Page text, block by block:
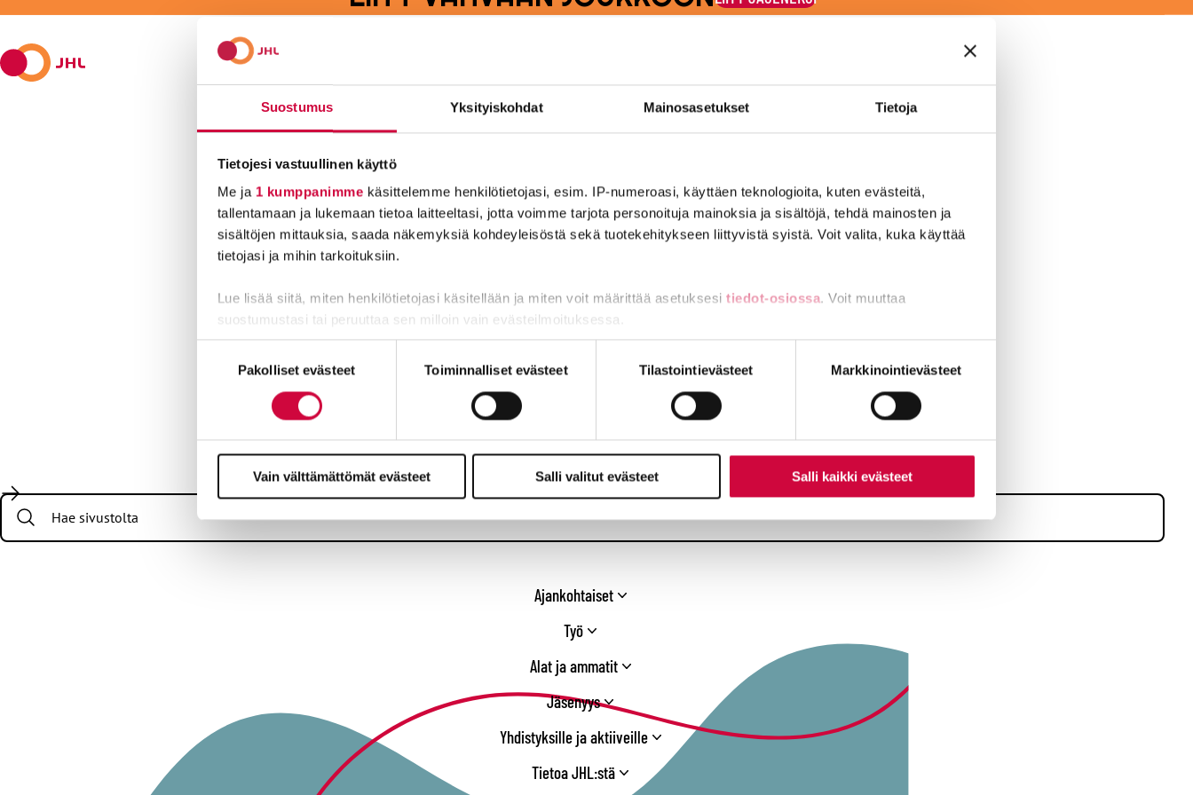
Suostumus Yksityiskohdat Mainosasetukset Tietoja
Tietojesi vastuullinen käyttö
Me ja 1 kumppanimme käsittelemme henkilötietojasi, esim. IP-numeroasi, käyttäen teknologioita, kuten evästeitä,
tallentamaan ja lukemaan tietoa laitteeltasi, jotta voimme tarjota personoituja mainoksia ja sisältöjä, tehdä mainosten ja
sisältöjen mittauksia, saada näkemyksiä kohdeyleisöstä sekä tuotekehitykseen liittyvistä syistä. Voit valita, kuka käyttää
tietojasi ja mihin tarkoituksiin.
Lue lisää siitä, miten henkilötietojasi käsitellään ja miten voit määrittää asetuksesi tiedot-osiossa. Voit muuttaa
suostumustasi tai peruuttaa sen milloin vain evästeilmoituksessa.
Evästeistä osa on välttämättömiä, osa sivuston toimintaa parantavia, ja osaa käytetään tilastointi- tai
Pakolliset evästeet Toiminnalliset evästeet Tilastointievästeet Markkinointievästeet
Vain välttämättömät evästeet Salli valitut evästeet Salli kaikki evästeet
Julkisten ja hyvinvointialojen liitto JHL
Kyllä joku hoitaa® sekä isokirjainlyhenne JHL® ovat JHL:lle rekisteröityjä tavaramerkkejä.
Yhteystiedot
Pikalinkit
Työttömyyskassa
Liity jäseneksi
English
FacebookInstagram
YouTube
LinkedIn
TikTokBlueskyThreads
Search:
Ajankohtaiset
Työ
Alat ja ammatit
Jäsenyys
Yhdistyksille ja aktiiveille
Tietoa JHL:stä